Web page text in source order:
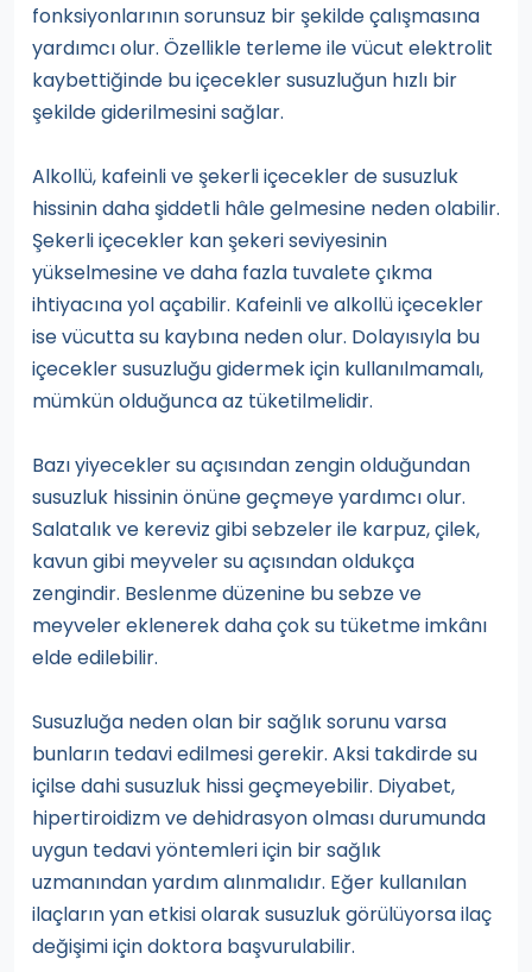
fonksiyonlarının sorunsuz bir şekilde çalışmasına
yardımcı olur. Özellikle terleme ile vücut elektrolit
kaybettiğinde bu içecekler susuzluğun hızlı bir
şekilde giderilmesini sağlar.
Alkollü, kafeinli ve şekerli içecekler de susuzluk
hissinin daha şiddetli hâle gelmesine neden olabilir.
Şekerli içecekler kan şekeri seviyesinin
yükselmesine ve daha fazla tuvalete çıkma
ihtiyacına yol açabilir. Kafeinli ve alkollü içecekler
ise vücutta su kaybına neden olur. Dolayısıyla bu
içecekler susuzluğu gidermek için kullanılmamalı,
mümkün olduğunca az tüketilmelidir.
Bazı yiyecekler su açısından zengin olduğundan
susuzluk hissinin önüne geçmeye yardımcı olur.
Salatalık ve kereviz gibi sebzeler ile karpuz, çilek,
kavun gibi meyveler su açısından oldukça
zengindir. Beslenme düzenine bu sebze ve
meyveler eklenerek daha çok su tüketme imkânı
elde edilebilir.
Susuzluğa neden olan bir sağlık sorunu varsa
bunların tedavi edilmesi gerekir. Aksi takdirde su
içilse dahi susuzluk hissi geçmeyebilir. Diyabet,
hipertiroidizm ve dehidrasyon olması durumunda
uygun tedavi yöntemleri için bir sağlık
uzmanından yardım alınmalıdır. Eğer kullanılan
ilaçların yan etkisi olarak susuzluk görülüyorsa ilaç
değişimi için doktora başvurulabilir.